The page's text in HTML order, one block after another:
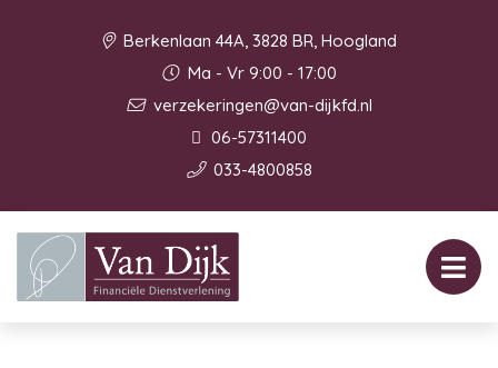
Berkenlaan 44A, 3828 BR, Hoogland
Ma - Vr 9:00 - 17:00
verzekeringen@van-dijkfd.nl
06-57311400
033-4800858